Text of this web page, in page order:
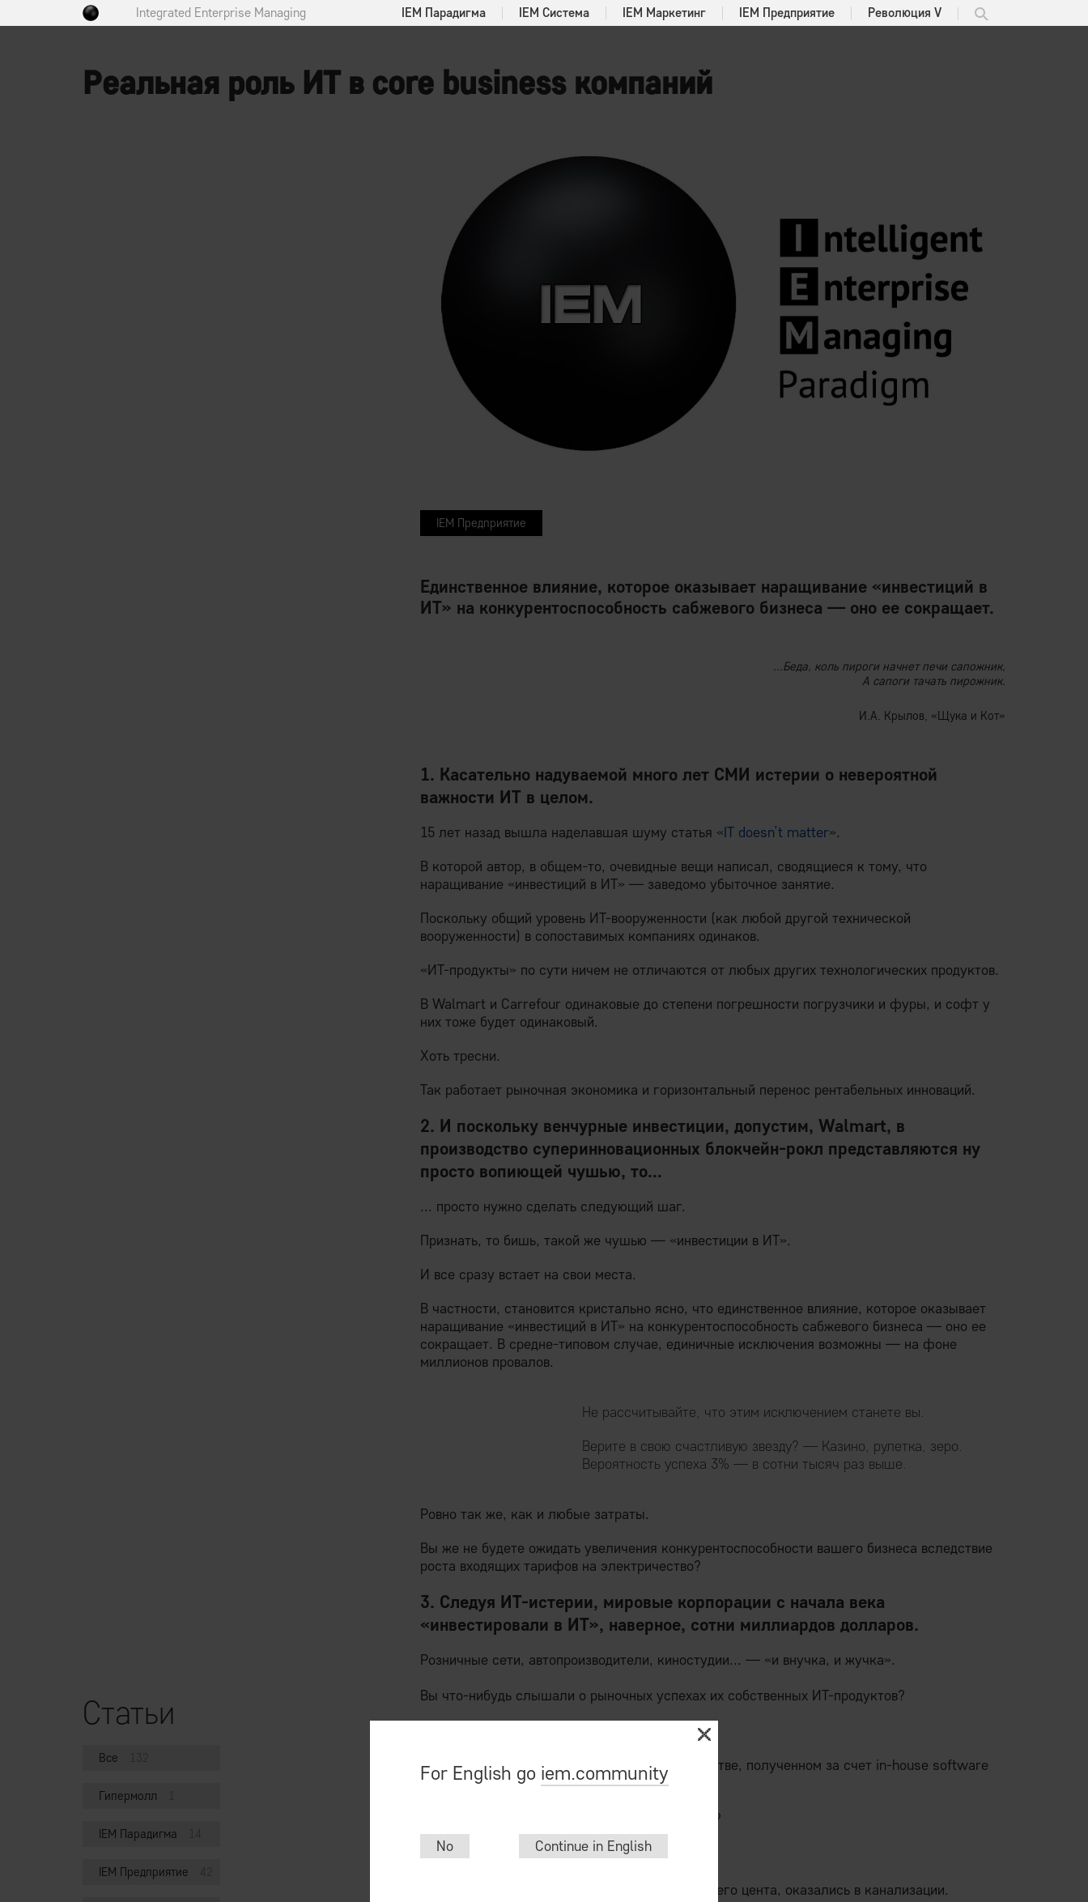
Integrated Enterprise Managing IEM Парадигма IEM Система IEM Маркетинг IEM Предприятие Революция V
Реальная роль ИТ в core business компаний
Статьи
Все
Гипермолл
IEM Парадигма
IEM Предприятие
IEM Предприятие
Единственное влияние, которое оказывает наращивание «инвестиций в
ИТ» на конкурентоспособность сабжевого бизнеса — оно ее сокращает.
...Беда, коль пироги начнет печи сапожник,
А сапоги тачать пирожник.
И.А. Крылов, «Щука и Кот»
1. Касательно надуваемой много лет СМИ истерии о невероятной
важности ИТ в целом.
15 лет назад вышла наделавшая шуму статья «IT doesn’t matter».
В которой автор, в общем-то, очевидные вещи написал, сводящиеся к тому, что
наращивание «инвестиций в ИТ» — заведомо убыточное занятие.
Поскольку общий уровень ИТ-вооруженности (как любой другой технической
вооруженности) в сопоставимых компаниях одинаков.
«ИТ-продукты» по сути ничем не отличаются от любых других технологических продуктов.
В Walmart и Carrefour одинаковые до степени погрешности погрузчики и фуры, и софт у
них тоже будет одинаковый.
Хоть тресни.
Так работает рыночная экономика и горизонтальный перенос рентабельных инноваций.
2. И поскольку венчурные инвестиции, допустим, Walmart, в
производство суперинновационных блокчейн-рокл представляются ну
просто вопиющей чушью, то…
... просто нужно сделать следующий шаг.
Признать, то бишь, такой же чушью — «инвестиции в ИТ».
И все сразу встает на свои места.
В частности, становится кристально ясно, что единственное влияние, которое оказывает
наращивание «инвестиций в ИТ» на конкурентоспособность сабжевого бизнеса — оно ее
сокращает. В средне-типовом случае, единичные исключения возможны — на фоне
миллионов провалов.
Не рассчитывайте, что этим исключением станете вы.
Верите в свою счастливую звезду? — Казино, рулетка, зеро.
Вероятность успеха 3% — в сотни тысяч раз выше.
Ровно так же, как и любые затраты.
Вы же не будете ожидать увеличения конкурентоспособности вашего бизнеса вследствие
роста входящих тарифов на электричество?
3. Следуя ИТ-истерии, мировые корпорации с начала века
«инвестировали в ИТ», наверное, сотни миллиардов долларов.
Розничные сети, автопроизводители, киностудии... — «и внучка, и жучка».
Вы что-нибудь слышали о рыночных успехах их собственных ИТ-продуктов?
Или о колоссальном конкурентном преимуществе, полученном за счет in-house software
development?
ощутимом преимуществе?
Пиар-текстов мегатонны, а по сути?
А по сути, господа, все эти деньги, до последнего цента, оказались в канализации.
For English go iem.community
No Continue in English